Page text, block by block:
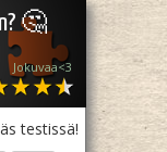
🤔
Jokuvaa<3
testissä!